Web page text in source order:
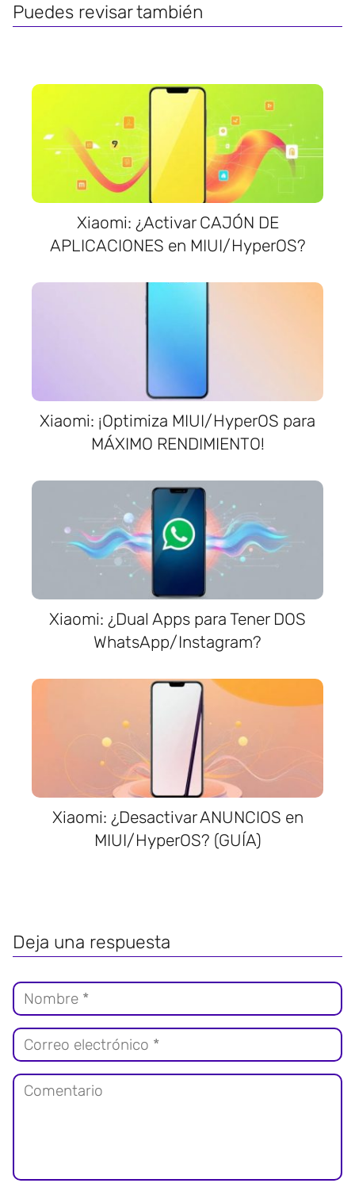
Puedes revisar también
Xiaomi: ¿Activar CAJÓN DE
APLICACIONES en MIUI/HyperOS?
Xiaomi: ¡Optimiza MIUI/HyperOS para
MÁXIMO RENDIMIENTO!
Xiaomi: ¿Dual Apps para Tener DOS
WhatsApp/Instagram?
Xiaomi: ¿Desactivar ANUNCIOS en
MIUI/HyperOS? (GUÍA)
Deja una respuesta